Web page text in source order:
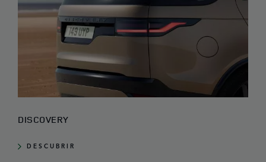
DISCOVERY
DESCUBRIR